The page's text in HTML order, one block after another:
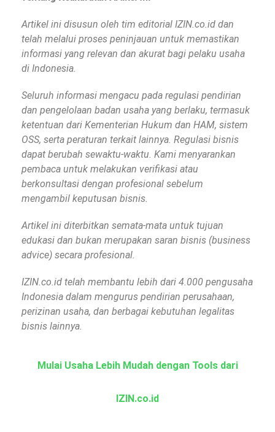
Artikel ini disusun oleh tim editorial IZIN.co.id dan
telah melalui proses peninjauan untuk memastikan
informasi yang relevan dan akurat bagi pelaku usaha
di Indonesia.
Seluruh informasi mengacu pada regulasi pendirian
dan pengelolaan badan usaha yang berlaku, termasuk
ketentuan dari Kementerian Hukum dan HAM, sistem
OSS, serta peraturan terkait lainnya. Regulasi bisnis
dapat berubah sewaktu-waktu. Kami menyarankan
pembaca untuk melakukan verifikasi atau
berkonsultasi dengan profesional sebelum
mengambil keputusan bisnis.
Artikel ini diterbitkan semata-mata untuk tujuan
edukasi dan bukan merupakan saran bisnis (business
advice) secara profesional.
IZIN.co.id telah membantu lebih dari 4.000 pengusaha
Indonesia dalam mengurus pendirian perusahaan,
perizinan usaha, dan berbagai kebutuhan legalitas
bisnis lainnya.
Mulai Usaha Lebih Mudah dengan Tools dari
IZIN.co.id